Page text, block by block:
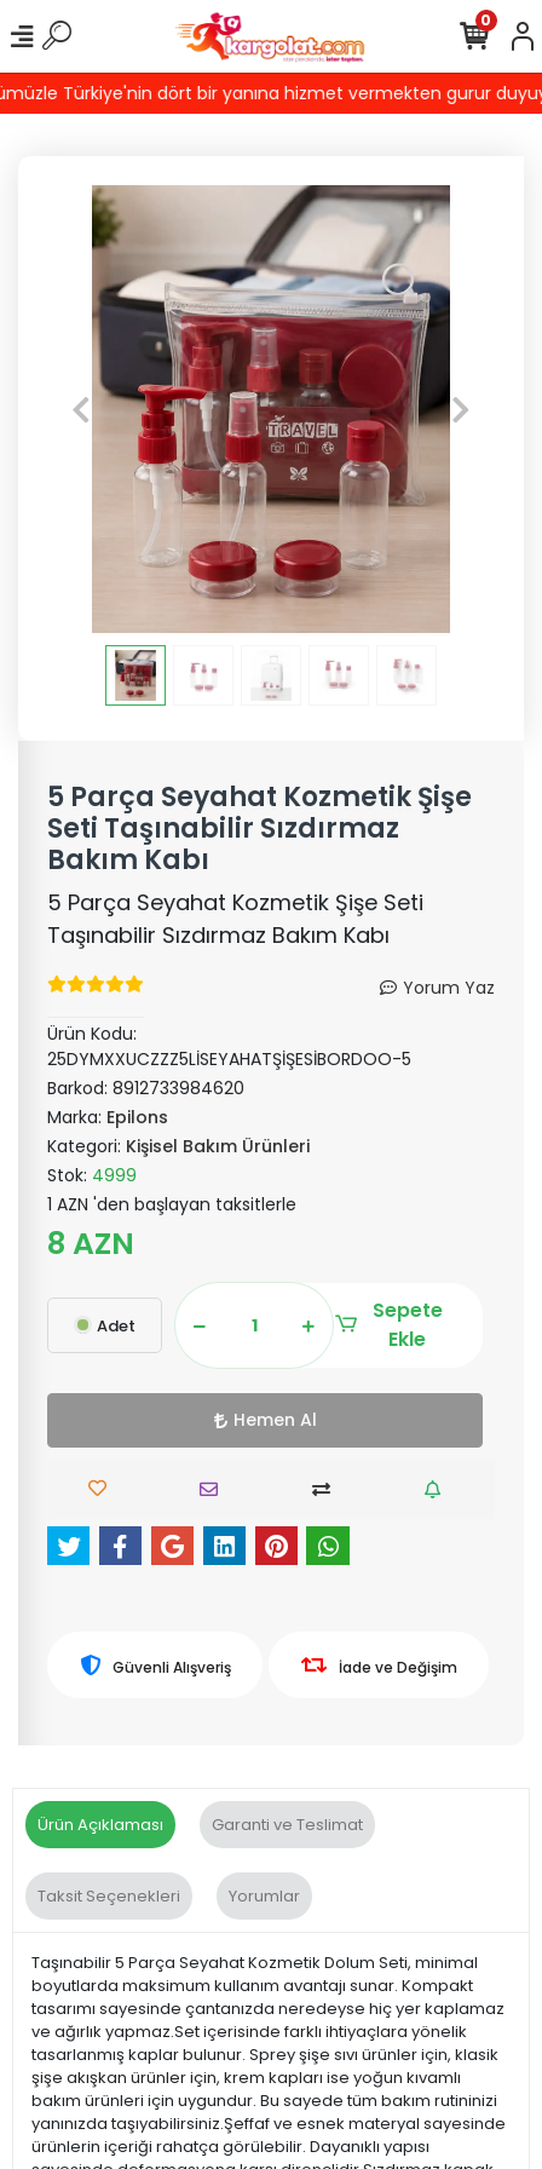
Türkiye'nin dört bir yanına hizmet vermekten gurur
0
5 Parça Seyahat Kozmetik Şişe
Seti Taşınabilir Sızdırmaz
Bakım Kabı
5 Parça Seyahat Kozmetik Şişe Seti
Taşınabilir Sızdırmaz Bakım Kabı
Yorum Yaz
Ürün Kodu:
25DYMXXUCZZZ5LİSEYAHATŞİŞESİBORDOO-5
Barkod: 8912733984620
Marka: Epilons
Kategori: Kişisel Bakım Ürünleri
Stok: 4999
1 AZN 'den başlayan taksitlerle
8 AZN
Adet
Sepete
Ekle
Hemen Al
Güvenli Alışveriş İade ve Değişim
Ürün Açıklaması Garanti ve Teslimat
Taksit Seçenekleri Yorumlar
Taşınabilir 5 Parça Seyahat Kozmetik Dolum Seti, minimal
boyutlarda maksimum kullanım avantajı sunar. Kompakt
tasarımı sayesinde çantanızda neredeyse hiç yer kaplamaz
ve ağırlık yapmaz.Set içerisinde farklı ihtiyaçlara yönelik
tasarlanmış kaplar bulunur. Sprey şişe sıvı ürünler için, klasik
şişe akışkan ürünler için, krem kapları ise yoğun kıvamlı
bakım ürünleri için uygundur. Bu sayede tüm bakım rutininizi
yanınızda taşıyabilirsiniz.Şeffaf ve esnek materyal sayesinde
ürünlerin içeriği rahatça görülebilir. Dayanıklı yapısı